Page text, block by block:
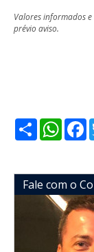
Valores informados
prévio aviso.
Share
Fale com o